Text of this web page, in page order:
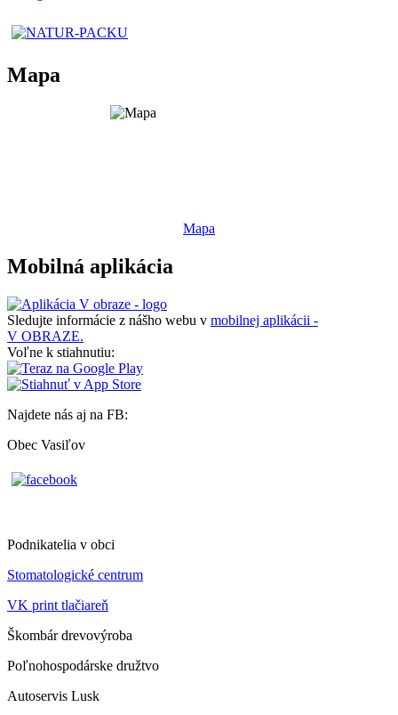
Mapa
Mapa
Mobilná aplikácia
Sledujte informácie z nášho webu v mobilnej aplikácii -
V OBRAZE.
Voľne k stiahnutiu:
Najdete nás aj na FB:
Obec Vasiľov
Podnikatelia v obci
Stomatologické centrum
VK print tlačiareň
Škombár drevovýroba
Poľnohospodárske družtvo
Autoservis Lusk